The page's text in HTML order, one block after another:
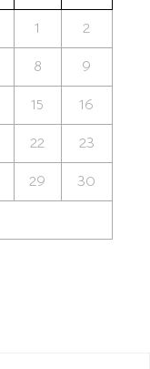
1 2
8 9
15 16
22 23
29 30